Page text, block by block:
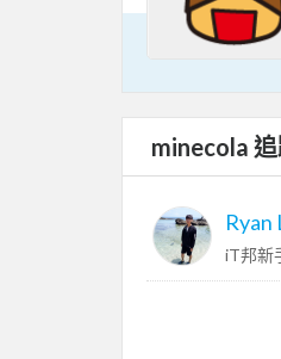
minecola
Ryan
iT邦新